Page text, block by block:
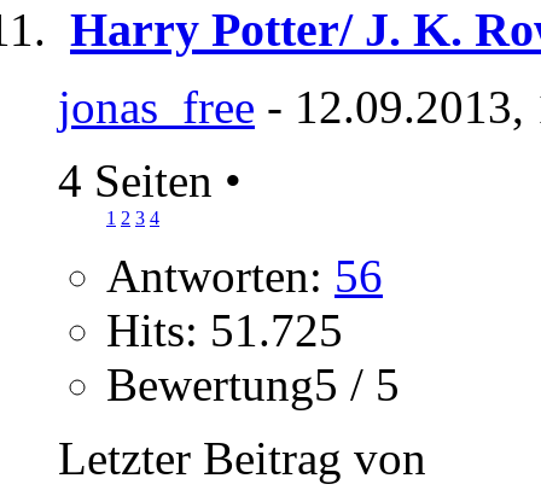
Harry Potter/ J. K.
jonas_free -
4 Seiten •
1 2 3 4
Antworten: 56
Hits: 51.725
Bewertung5 / 5
Letzter Beitrag von